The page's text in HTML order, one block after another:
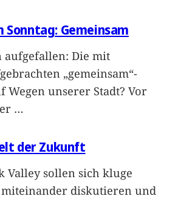
Sonntag: Gemeinsam
aufgefallen: Die mit
„gemeinsam“-
Wegen unserer Stadt? Vor
…
der Zukunft
Valley sollen sich kluge
diskutieren und